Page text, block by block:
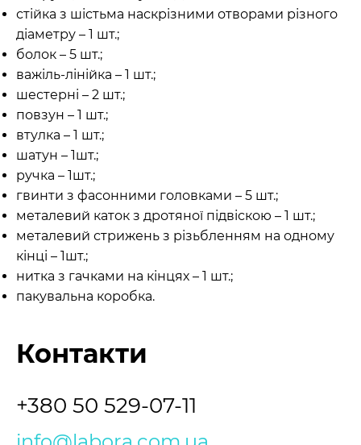
стійка з шістьма наскрізними отворами різного
діаметру – 1 шт.;
болок – 5 шт.;
важіль-лінійка – 1 шт.;
шестерні – 2 шт.;
повзун – 1 шт.;
втулка – 1 шт.;
шатун – 1шт.;
ручка – 1шт.;
гвинти з фасонними головками – 5 шт.;
металевий каток з дротяної підвіскою – 1 шт.;
металевий стрижень з різьбленням на одному
кінці – 1шт.;
нитка з гачками на кінцях – 1 шт.;
пакувальна коробка.
Контакти
+380 50 529-07-11